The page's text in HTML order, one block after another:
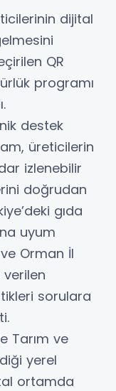
dijital
QR
programı
destek
üreticilerin
izlenebilir
doğrudan
gıda
uyum
Orman İl
sorulara
Tarım ve
yerel
ortamda